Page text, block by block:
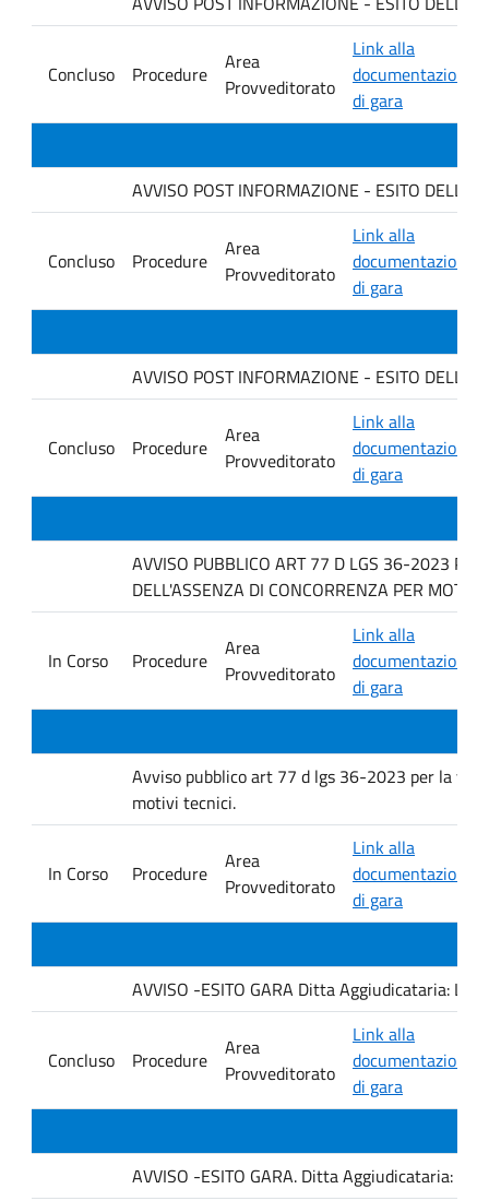
Concluso Procedure
Area
Provveditorato
Link alla
documentazione
di gara
AVVISO POST INFORMAZIONE - ESITO
Concluso Procedure
Area
Provveditorato
Link alla
documentazione
di gara
AVVISO POST INFORMAZIONE - ESITO
Concluso Procedure
Area
Provveditorato
Link alla
documentazione
di gara
AVVISO PUBBLICO ART 77 D LGS 36-2023 PER
DELL'ASSENZA DI CONCORRENZA PER MOTIVI
In Corso Procedure
Area
Provveditorato
Link alla
documentazione
di gara
Avviso pubblico art 77 d lgs 36-2023 per la
motivi tecnici.
In Corso Procedure
Area
Provveditorato
Link alla
documentazione
di gara
AVVISO -ESITO GARA Ditta Aggiudicataria:
Concluso Procedure
Area
Provveditorato
Link alla
documentazione
di gara
AVVISO -ESITO GARA. Ditta Aggiudicataria: